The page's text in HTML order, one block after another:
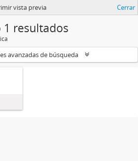
vista previa Cerrar
resultados
avanzadas de búsqueda